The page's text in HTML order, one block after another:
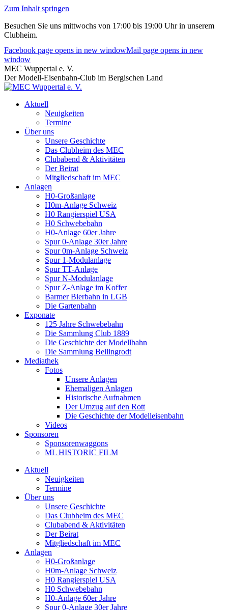
Zum Inhalt springen
Besuchen Sie uns mittwochs von 17:00 bis 19:00 Uhr in unserem
Clubheim.
Facebook page opens in new windowMail page opens in new
window
MEC Wuppertal e. V.
Der Modell-Eisenbahn-Club im Bergischen Land
Aktuell
Neuigkeiten
Termine
Über uns
Unsere Geschichte
Das Clubheim des MEC
Clubabend & Aktivitäten
Der Beirat
Mitgliedschaft im MEC
Anlagen
H0-Großanlage
H0m-Anlage Schweiz
H0 Rangierspiel USA
H0 Schwebebahn
H0-Anlage 60er Jahre
Spur 0-Anlage 30er Jahre
Spur 0m-Anlage Schweiz
Spur 1-Modulanlage
Spur TT-Anlage
Spur N-Modulanlage
Spur Z-Anlage im Koffer
Barmer Bierbahn in LGB
Die Gartenbahn
Exponate
125 Jahre Schwebebahn
Die Sammlung Club 1889
Die Geschichte der Modellbahn
Die Sammlung Bellingrodt
Mediathek
Fotos
Unsere Anlagen
Ehemaligen Anlagen
Historische Aufnahmen
Der Umzug auf den Rott
Die Geschichte der Modelleisenbahn
Videos
Sponsoren
Sponsorenwaggons
ML HISTORIC FILM
Aktuell
Neuigkeiten
Termine
Über uns
Unsere Geschichte
Das Clubheim des MEC
Clubabend & Aktivitäten
Der Beirat
Mitgliedschaft im MEC
Anlagen
H0-Großanlage
H0m-Anlage Schweiz
H0 Rangierspiel USA
H0 Schwebebahn
H0-Anlage 60er Jahre
Spur 0-Anlage 30er Jahre